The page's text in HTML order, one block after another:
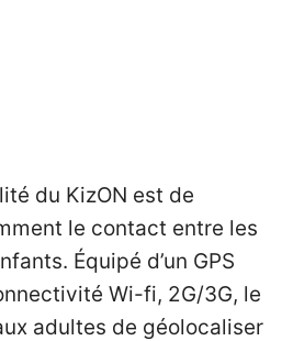
du KizON est de
le contact entre les
Équipé d’un GPS
Wi-fi, 2G/3G, le
adultes de géolocaliser